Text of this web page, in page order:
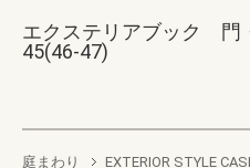
エクステリアブック 門
45(46-47)
庭まわり EXTERIOR STYLE